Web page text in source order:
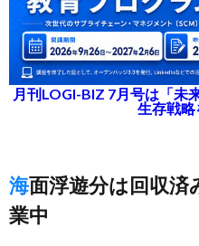
月刊LOGI-BIZ 7月号は「未
生存戦
海面浮遊分は回収済み、沿岸に漂着分が作
業中